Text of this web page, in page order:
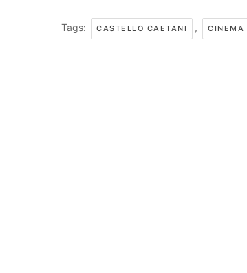
Tags: CASTELLO CAETANI , CINEMA